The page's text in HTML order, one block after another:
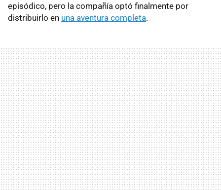
episódico, pero la compañía optó finalmente por
distribuirlo en una aventura completa.